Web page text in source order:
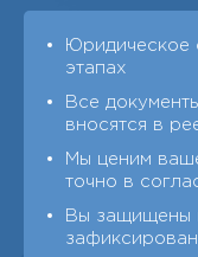
Юридическое
этапах
Все
вносятся в
Мы ценим
точно в
Вы защищены